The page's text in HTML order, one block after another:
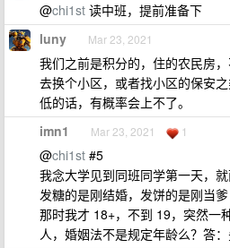
@chi1st 读中班，提前准备下
luny Mar 23, 2021
我们之前是积分的，住的农民房
去换个小区，或者找小区的保安
低的话，有概率会上不了。
imn1 Mar 23, 2021 1
@chi1st #5
我念大学见到同班同学第一天，
发糖的是刚结婚，发饼的是刚当爹
那时我才 18+，不到 19，突然一
人，婚姻法不是规定年龄么？答